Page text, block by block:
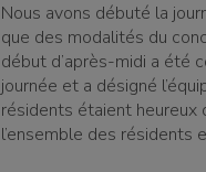
Nous avons débuté la
que des modalités du
début d’après-midi a été
journée et a désigné
résidents étaient heureux
l’ensemble des résidents